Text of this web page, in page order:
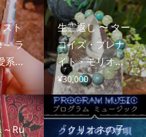
スト
ラ
系...
生霊返し 〜 ター
コイズ・プレナ
イト・モリオ...
¥30,000
～Ru
『クリオネの子